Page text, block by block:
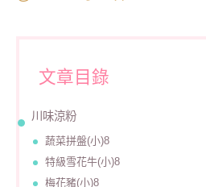
文章目錄
川味涼粉
蔬菜拼盤(小)8
特級雪花牛(小)8
梅花豬(小)8